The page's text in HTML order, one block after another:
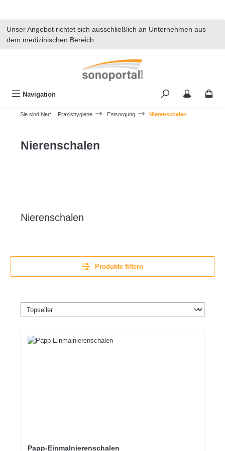
Unser Angebot richtet sich ausschließlich an Unternehmen aus
dem medizinischen Bereich.
Navigation
Sie sind hier: Praxishygiene Entsorgung Nierenschalen
Nierenschalen
Nierenschalen
Produkte filtern
Papp-Einmalnierenschalen